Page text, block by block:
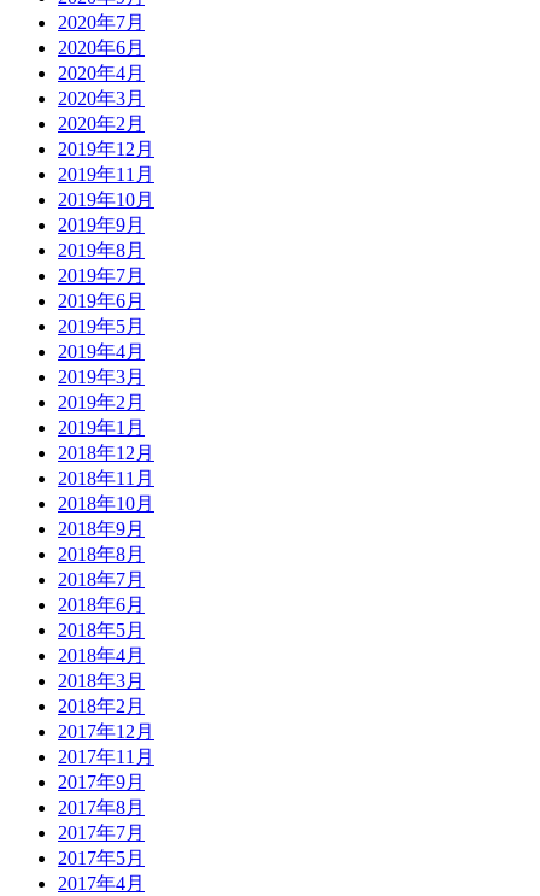
2020年7月
2020年6月
2020年4月
2020年3月
2020年2月
2019年12月
2019年11月
2019年10月
2019年9月
2019年8月
2019年7月
2019年6月
2019年5月
2019年4月
2019年3月
2019年2月
2019年1月
2018年12月
2018年11月
2018年10月
2018年9月
2018年8月
2018年7月
2018年6月
2018年5月
2018年4月
2018年3月
2018年2月
2017年12月
2017年11月
2017年9月
2017年8月
2017年7月
2017年5月
2017年4月